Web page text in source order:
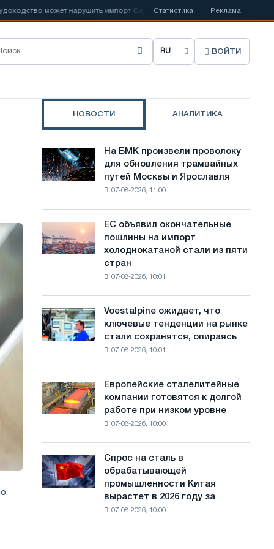
может нарушить импорт Саудовской стали 📰Испанский
Статистика Реклама
В
б
т
ь
з
ы
й
ВОЙТИ
НОВОСТИ АНАЛИТИКА
На
БМК
произвели
трамвайных
путей
На БМК произвели проволоку
для обновления трамвайных
путей Москвы и Ярославля
07-08-2026, 11:00
объявил
окончательные
холоднокатаной
стали
из
ЕС объявил окончательные
пошлины на импорт
холоднокатаной стали из пяти
стран
07-08-2026, 10:01
Voestalpine
ожидает,
что
рынке
стали
на
диверсификацию
Voestalpine ожидает, что
ключевые тенденции на рынке
стали сохранятся, опираясь
07-08-2026, 10:01
Европейские
сталелитейные
компании
работе
при
Европейские сталелитейные
компании готовятся к долгой
работе при низком уровне
07-08-2026, 10:00
Спрос
на
сталь
обрабатывающей
Спрос на сталь в
обрабатывающей
промышленности Китая
вырастет в 2026 году за
07-08-2026, 10:00